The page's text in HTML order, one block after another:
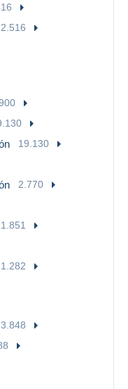
2.516
19.130
2.770
1.851
1.282
3.848